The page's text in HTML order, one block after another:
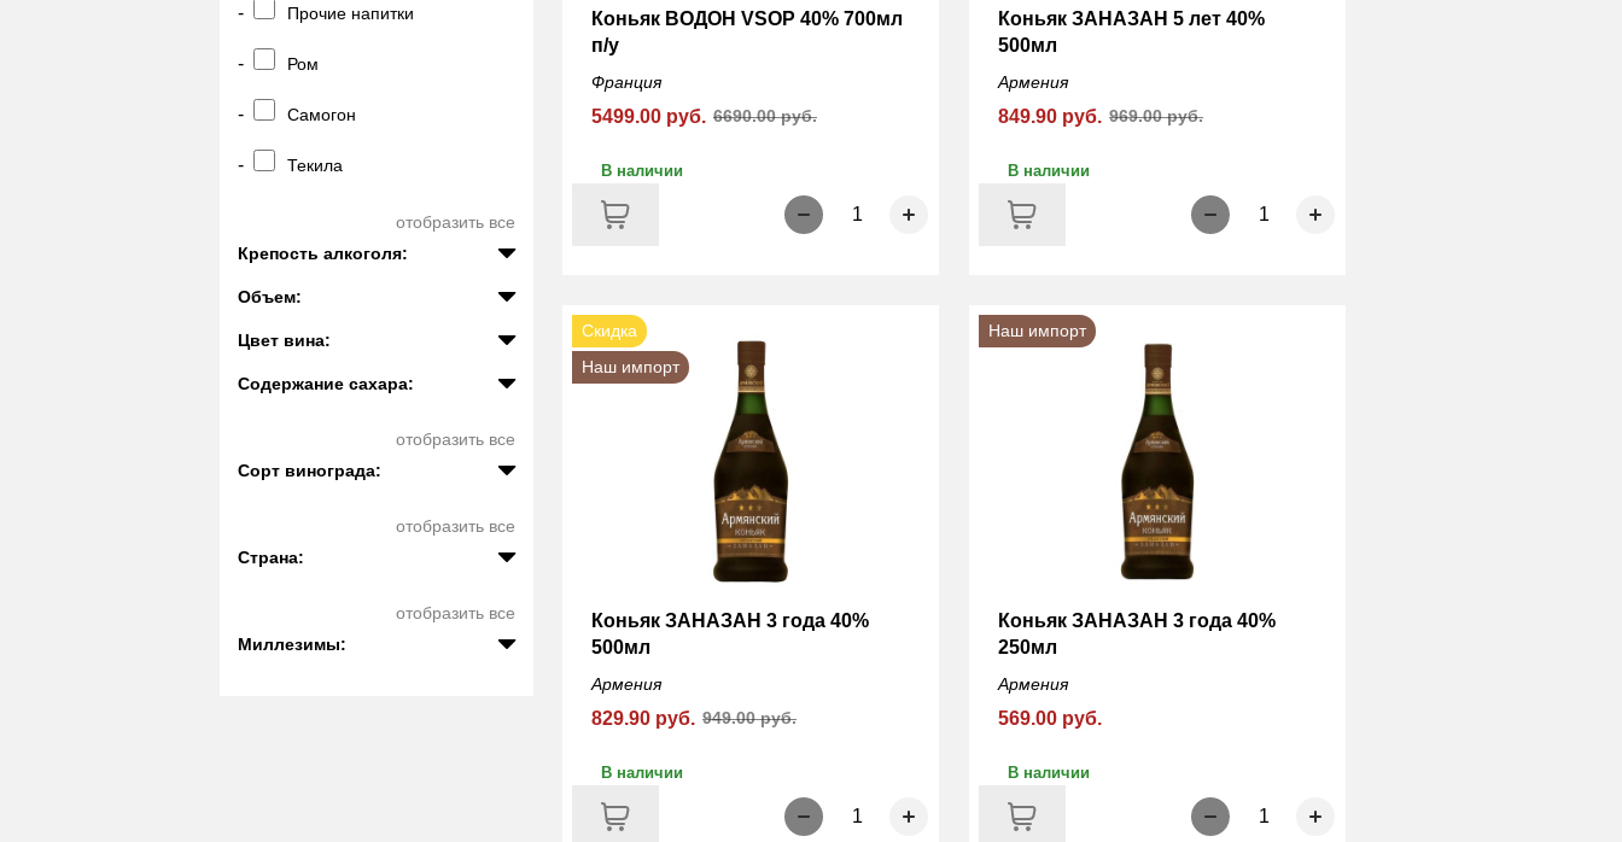
- Прочие напитки
- Ром
- Самогон
- Текила
отобразить все
Крепость алкоголя:
Объем:
Цвет вина:
Содержание сахара:
отобразить все
Сорт винограда:
отобразить все
Страна:
отобразить все
Миллезимы:
Коньяк ВОДОН VSOP 40% 700мл
п/у
Франция
5499.00 руб. 6690.00 руб.
В наличии
1
Коньяк ЗАНАЗАН 5 лет 40%
500мл
Армения
849.90 руб. 969.00 руб.
В наличии
1
Скидка
Наш импорт
Коньяк ЗАНАЗАН 3 года 40%
500мл
Армения
829.90 руб. 949.00 руб.
В наличии
1
Наш импорт
Коньяк ЗАНАЗАН 3 года 40%
250мл
Армения
569.00 руб.
В наличии
1